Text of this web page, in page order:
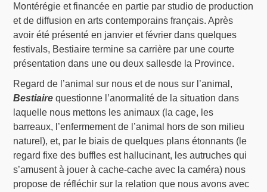
Montérégie et financée en partie par studio de production
et de diffusion en arts contemporains français. Après
avoir été présenté en janvier et février dans quelques
festivals, Bestiaire termine sa carrière par une courte
présentation dans une ou deux sallesde la Province.
Regard de l’animal sur nous et de nous sur l’animal,
Bestiaire questionne l’anormalité de la situation dans
laquelle nous mettons les animaux (la cage, les
barreaux, l’enfermement de l’animal hors de son milieu
naturel), et, par le biais de quelques plans étonnants (le
regard fixe des buffles est hallucinant, les autruches qui
s’amusent à jouer à cache-cache avec la caméra) nous
propose de réfléchir sur la relation que nous avons avec